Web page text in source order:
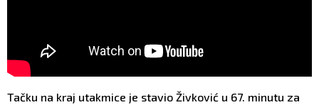
Tačku na kraj utakmice je stavio Živković u 67. minutu za